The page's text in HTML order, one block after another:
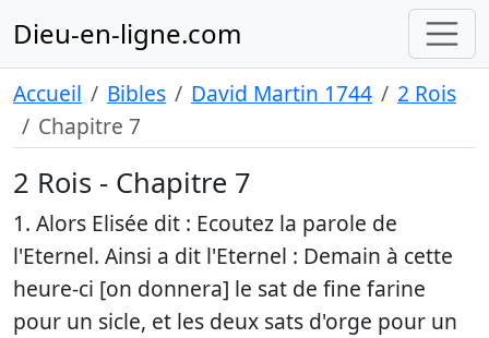
Dieu-en-ligne.com
Accueil Bibles David Martin 1744
2 Rois
Chapitre 7
2 Rois - Chapitre 7
1. Alors Elisée dit : Ecoutez la parole de
l'Eternel. Ainsi a dit l'Eternel : Demain à cette
heure-ci [on donnera] le sat de fine farine
pour un sicle, et les deux sats d'orge pour un